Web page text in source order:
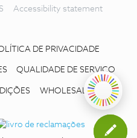
Accessibility statement
DE PRIVACIDADE
QUALIDADE DE SERVIÇO
WHOLESALE